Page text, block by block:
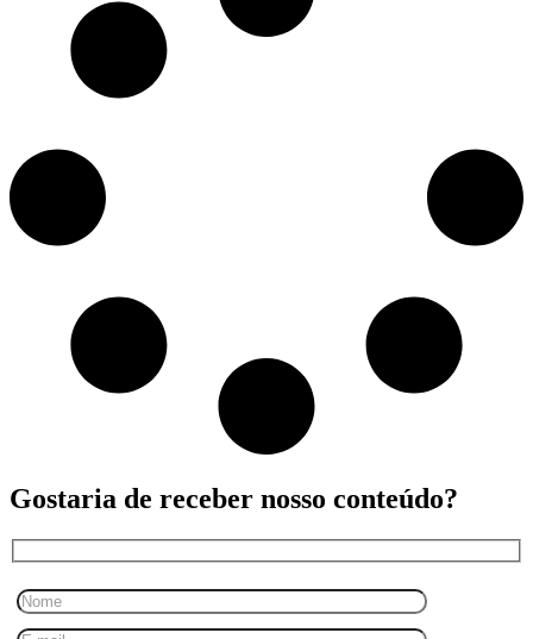
Gostaria de receber nosso conteúdo?